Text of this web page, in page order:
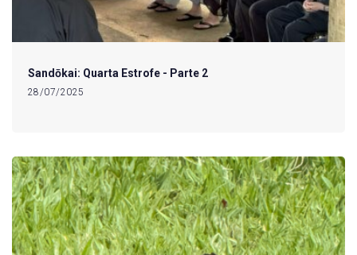
Sandōkai: Quarta Estrofe - Parte 2
28/07/2025